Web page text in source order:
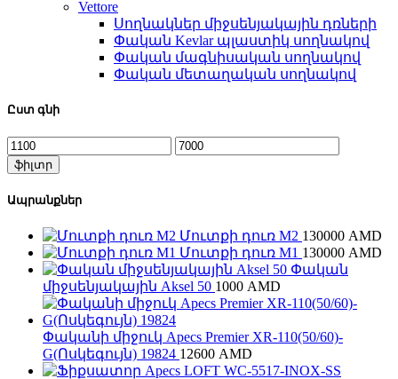
Vettore
Սողնակներ միջսենյակային դռների
Փական Kevlar պլաստիկ սողնակով
Փական մագնիսական սողնակով
Փական մետաղական սողնակով
Ըստ գնի
Min
price
Max
price
ֆիլտր
Ապրանքներ
Մուտքի դուռ M2 130000 AMD
Մուտքի դուռ M1 130000 AMD
Փական
միջսենյակային Aksel 50 1000 AMD
Փականի միջուկ Apecs Premier XR-110(50/60)-
G(Ոսկեգույն) 19824 12600 AMD